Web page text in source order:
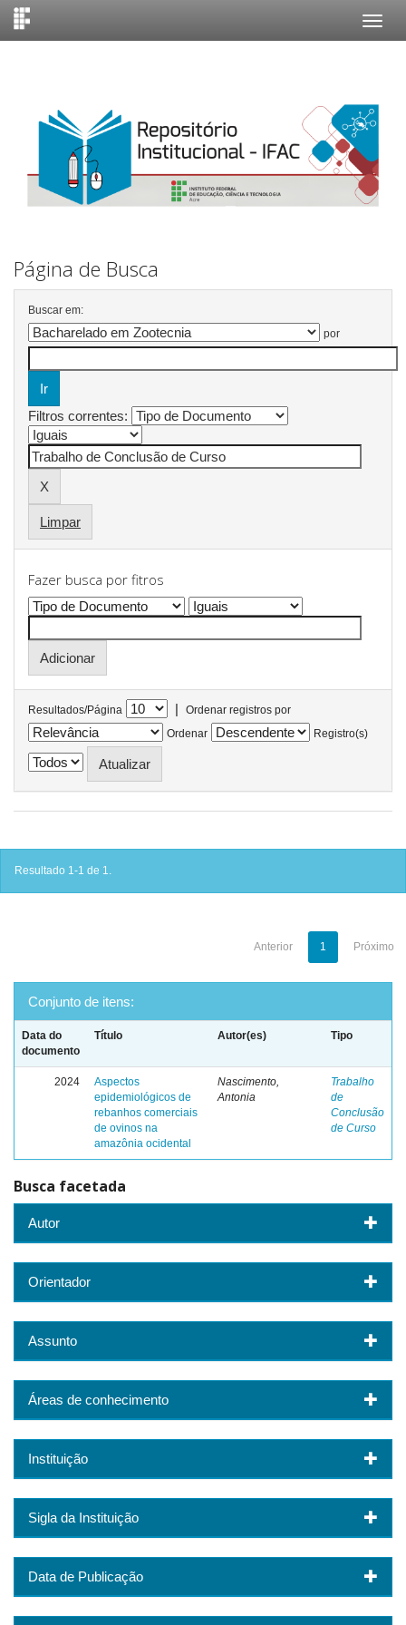
Página de Busca
Buscar em:
por
Filtros correntes:
Limpar
Fazer busca por fitros
Resultados/Página |
Ordenar registros por
Ordenar
Registro(s)
Resultado 1-1 de 1.
Anterior 1 Próximo
Conjunto de itens:
Data do
documento
Título Autor(es) Tipo
2024
Aspectos
epidemiológicos de
rebanhos comerciais
de ovinos na
amazônia ocidental
Nascimento,
Antonia
Trabalho
de
Conclusão
de Curso
Busca facetada
Autor
Orientador
Assunto
Áreas de conhecimento
Instituição
Sigla da Instituição
Data de Publicação